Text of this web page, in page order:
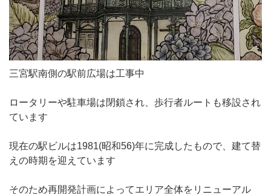
三宮駅南側の駅前広場は工事中
ロータリーや駐車場は閉鎖され、歩行者ルートも移設され
ています
現在の駅ビルは1981(昭和56)年に完成したもので、建て替
えの時期を迎えています
そのため再開発計画によってエリア全体をリニューアル